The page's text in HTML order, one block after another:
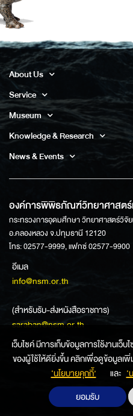
About Us
Service
Museum
Knowledge & Research
News & Events
องค์การพิพิธภัณฑ์วิทยาศาสตร์
กระทรวงการอุดมศึกษา วิทยาศาสตร์วิจั
อ.คลองหลวง จ.ปทุมธานี 12120
โทร: 02577-9999, แฟกซ์ 02577-9900
อีเมล
info@nsm.or.th
(สำหรับรับ-ส่งหนังสือราชการ)
saraban@nsm.or.th
เว็บไซค์ มีการเก็บข้อมูลการใช้งาน
ของผู้ใช้ให้ดียิ่งขึ้น คลิกเพื่อดูข้อมูลเพิ่
‘นโยบายคุกกี้’
และ ‘
ยอมรับ